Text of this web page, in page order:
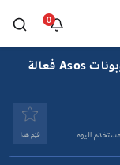
0
كود خصم اسوس 2026 كوبونات Asos فعالة
قيَم هذا